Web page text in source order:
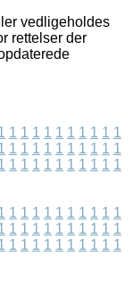
vedligeholdes
rettelser der
1 1 1 1 1 1 1 1 1 1
1 1 1 1 1 1 1 1 1 1
1 1 1 1 1 1 1 1 1 1
1 1 1 1 1 1 1 1 1 1
1 1 1 1 1 1 1 1 1 1
1 1 1 1 1 1 1 1 1 1